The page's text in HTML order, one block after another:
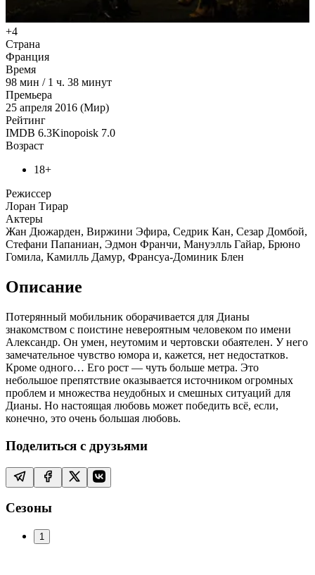
+4
Страна
Франция
Время
98 мин / 1 ч. 38 минут
Премьера
25 апреля 2016 (Мир)
Рейтинг
IMDB 6.3Kinopoisk 7.0
Возраст
18+
Режиссер
Лоран Тирар
Актеры
Жан Дюжарден, Виржини Эфира, Седрик Кан, Сезар Домбой,
Стефани Папаниан, Эдмон Франчи, Мануэлль Гайар, Брюно
Гомила, Камилль Дамур, Франсуа-Доминик Блен
Описание
Потерянный мобильник оборачивается для Дианы
знакомством с поистине невероятным человеком по имени
Александр. Он умен, неутомим и чертовски обаятелен. У него
замечательное чувство юмора и, кажется, нет недостатков.
Кроме одного… Его рост — чуть больше метра. Это
небольшое препятствие оказывается источником огромных
проблем и множества неудобных и смешных ситуаций для
Дианы. Но настоящая любовь может победить всё, если,
конечно, это очень большая любовь.
Поделиться с друзьями
Сезоны
1